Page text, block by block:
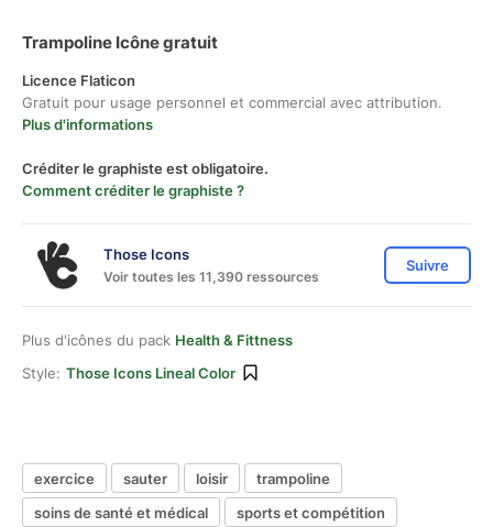
Trampoline Icône gratuit
Licence Flaticon
Gratuit pour usage personnel et commercial avec attribution.
Plus d'informations
Créditer le graphiste est obligatoire.
Comment créditer le graphiste ?
Those Icons
Voir toutes les 11,390 ressources
Suivre
Plus d'icônes du pack Health & Fittness
Style: Those Icons Lineal Color
exercice sauter loisir
trampoline
soins de santé et médical
sports et compétition